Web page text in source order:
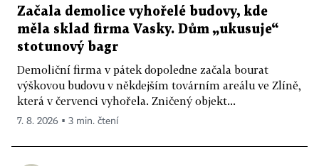
Začala demolice vyhořelé budovy, kde
měla sklad firma Vasky. Dům „ukusuje“
stotunový bagr
Demoliční firma v pátek dopoledne začala bourat
výškovou budovu v někdejším továrním areálu ve Zlíně,
která v červenci vyhořela. Zničený objekt...
7. 8. 2026 ▪ 3 min. čtení